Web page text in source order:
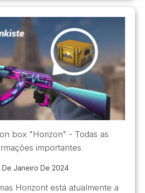
box "Horizon" - Todas as
importantes
De Janeiro De 2024
Horizont está atualmente a